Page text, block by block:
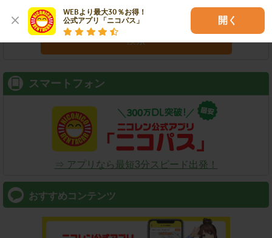
WEBより最大30％お得！
公式アプリ「ニコパス」
開く
検索
スマートフォン
⇒ アプリなら最短3分スピード出発！
おすすめコンテンツ